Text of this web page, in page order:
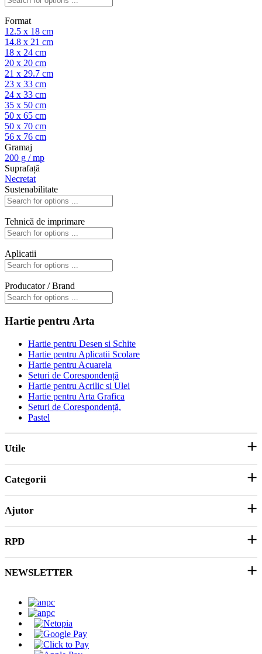
Format
12.5 x 18 cm
14.8 x 21 cm
18 x 24 cm
20 x 20 cm
21 x 29.7 cm
23 x 33 cm
24 x 33 cm
35 x 50 cm
50 x 65 cm
50 x 70 cm
56 x 76 cm
Gramaj
200 g / mp
Suprafață
Necretat
Sustenabilitate
Tehnică de imprimare
Aplicatii
Producator / Brand
Hartie pentru Arta
Hartie pentru Desen si Schite
Hartie pentru Aplicatii Scolare
Hartie pentru Acuarela
Seturi de Corespondență
Hartie pentru Acrilic si Ulei
Hartie pentru Arta Grafica
Seturi de Corespondență,
Pastel
Utile
Parteneri
Categorii
Hârtie și Cartoane
Ambalare
Ajutor
RPD
Despre noi
Modalitati de Livrare
NEWSLETTER